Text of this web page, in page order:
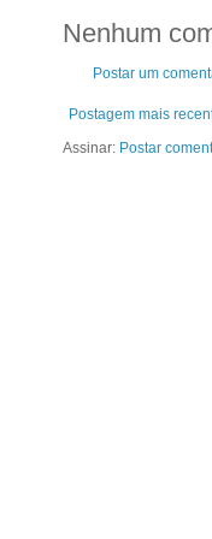
Nenhum
Postar um
Postagem mais
Assinar: Postar